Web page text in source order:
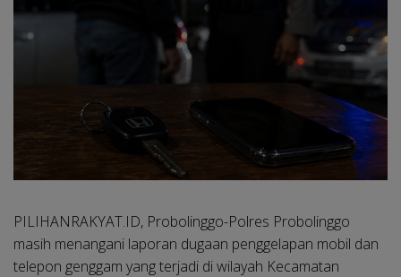
PILIHANRAKYAT.ID, Probolinggo-Polres Probolinggo
masih menangani laporan dugaan penggelapan mobil dan
telepon genggam yang terjadi di wilayah Kecamatan